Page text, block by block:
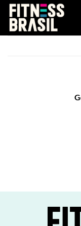
Skip
content